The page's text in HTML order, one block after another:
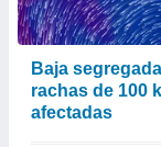
Baja
rachas de 100
afectadas